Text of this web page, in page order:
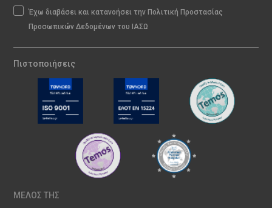
Έχω διαβάσει και κατανοήσει την Πολιτική Προστασίας
Προσωπικών Δεδομένων του ΙΑΣΩ
Πιστοποιήσεις
ΜΕΛΟΣ ΤΗΣ